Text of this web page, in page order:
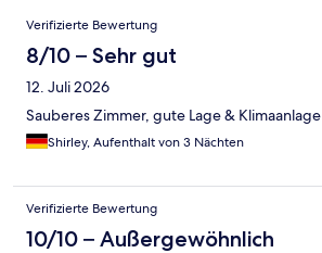
Bewertungen
Verifizierte Bewertung
8/10 – Sehr gut
12. Juli 2026
Sauberes Zimmer, gute Lage & Klimaanlage
Shirley, Aufenthalt von 3 Nächten
Verifizierte Bewertung
10/10 – Außergewöhnlich